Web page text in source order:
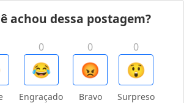
achou dessa postagem?
0
😂
Engraçado
0
😡
Bravo
0
😲
Surpreso